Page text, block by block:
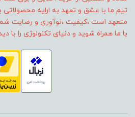
تیم ما با عشق و تعهد به ارایه محصولاتی
متعهد است ،کیفیت ،نوآوری و رضایت
با ما همراه شوید و دنیای تکنولوژی را با